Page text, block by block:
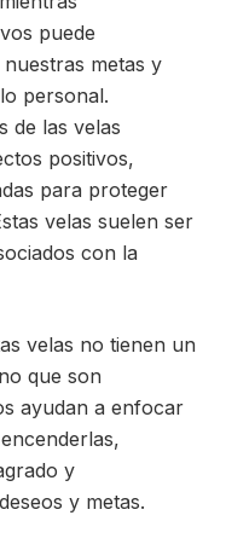
puede
metas y
personal.
de las velas
positivos,
para proteger
velas suelen ser
con la
velas no tienen un
que son
ayudan a enfocar
y
y metas.